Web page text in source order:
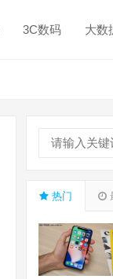
3C数码 大数
热门